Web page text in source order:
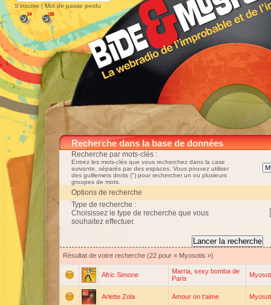
S'inscrire | Mot de passe perdu
Recherche dans la base de données
Recherche par mots-clés :
Entrez les mots-clés que vous recherchez dans la case
suivante, séparés par des espaces. Vous pouvez utiliser
des guillemets droits (") pour rechercher un ou plusieurs
groupes de mots.
Options de recherche
Type de recherche :
Choisissez le type de recherche que vous
souhaitez effectuer.
Résultat de votre recherche (22 pour « Myosotis »)
Afric Simone
Marria, sexy bomba de
Paris
Arlette Zola Amour on t'aime